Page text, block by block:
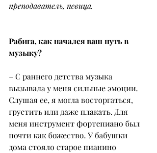
преподаватель, певица.
Рабига, как начался ваш путь в
музыку?
– С раннего детства музыка
вызывала у меня сильные эмоции.
Слушая ее, я могла восторгаться,
грустить или даже плакать. Для
меня инструмент фортепиано был
почти как божество. У бабушки
дома стояло старое пианино